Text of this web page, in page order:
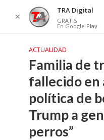
ACTUALIDAD
Familia de
fallecido
política de
Trump a
perros”
✕
TRA Digital
GRATIS
En Google Play